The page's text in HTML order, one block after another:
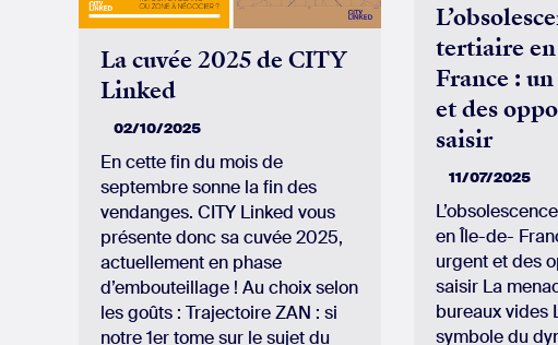
La cuvée 2025 de CITY
Linked
02/10/2025
En cette fin du mois de
septembre sonne la fin des
vendanges. CITY Linked vous
présente donc sa cuvée 2025,
actuellement en phase
d’embouteillage ! Au choix selon
les goûts : Trajectoire ZAN : si
notre 1er tome sur le sujet du
tertiaire
France :
et des
saisir
11/07/2025
en Île-de-
urgent et des
saisir La
bureaux vides
symbole du